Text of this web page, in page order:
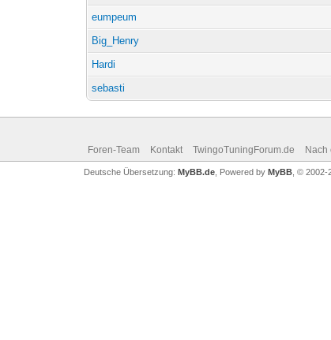
eumpeum
Big_Henry
Hardi
sebasti
Foren-Team Kontakt TwingoTuningForum.de Nach
Deutsche Übersetzung: MyBB.de, Powered by MyBB, © 2002-